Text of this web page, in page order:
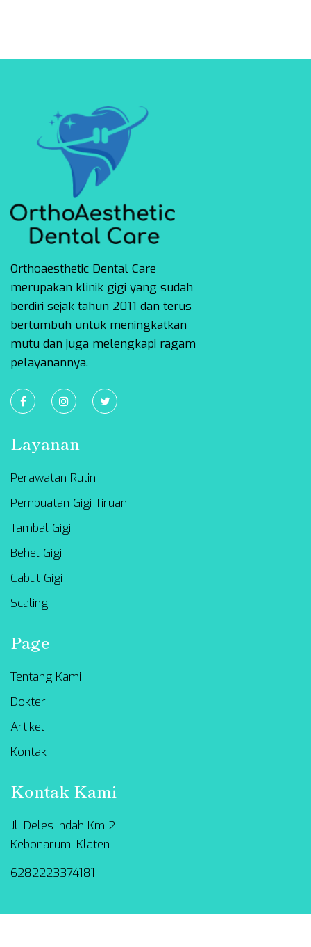
Orthoaesthetic Dental Care
merupakan klinik gigi yang sudah
berdiri sejak tahun 2011 dan terus
bertumbuh untuk meningkatkan
mutu dan juga melengkapi ragam
pelayanannya.
Layanan
Perawatan Rutin
Pembuatan Gigi Tiruan
Tambal Gigi
Behel Gigi
Cabut Gigi
Scaling
Page
Tentang Kami
Dokter
Artikel
Kontak
Kontak Kami
Jl. Deles Indah Km 2
Kebonarum, Klaten
6282223374181